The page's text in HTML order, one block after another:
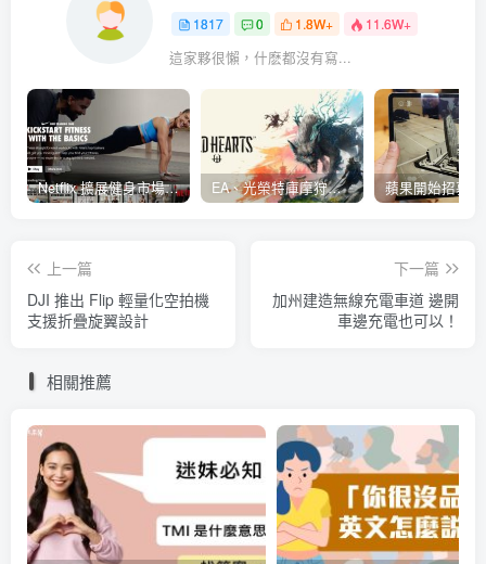
1817 0 1.8W+ 11.6W+
這家夥很懶，什麽都沒有寫...
Netflix 擴展健身市場 與 Nike 合作推出《Nike Training Club》系列健身影片 EA、光榮特庫摩狩獵冒險遊戲《WILD HEARTS》公布「強大化獸」宣傳影片
上一篇
DJI 推出 Flip 輕量化空拍機
支援折疊旋翼設計
下一篇
加州建造無線充電車道 邊開
車邊充電也可以！
相關推薦